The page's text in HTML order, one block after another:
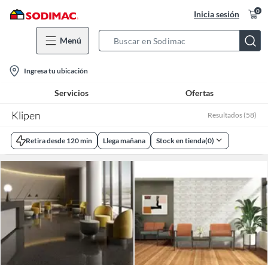
Inicia sesión 0
Menú
Bar
location-
icon
Ingresa tu ubicación
Servicios Ofertas
Klipen Resultados (58)
Retira desde 120 min Llega mañana Stock en tienda(0)